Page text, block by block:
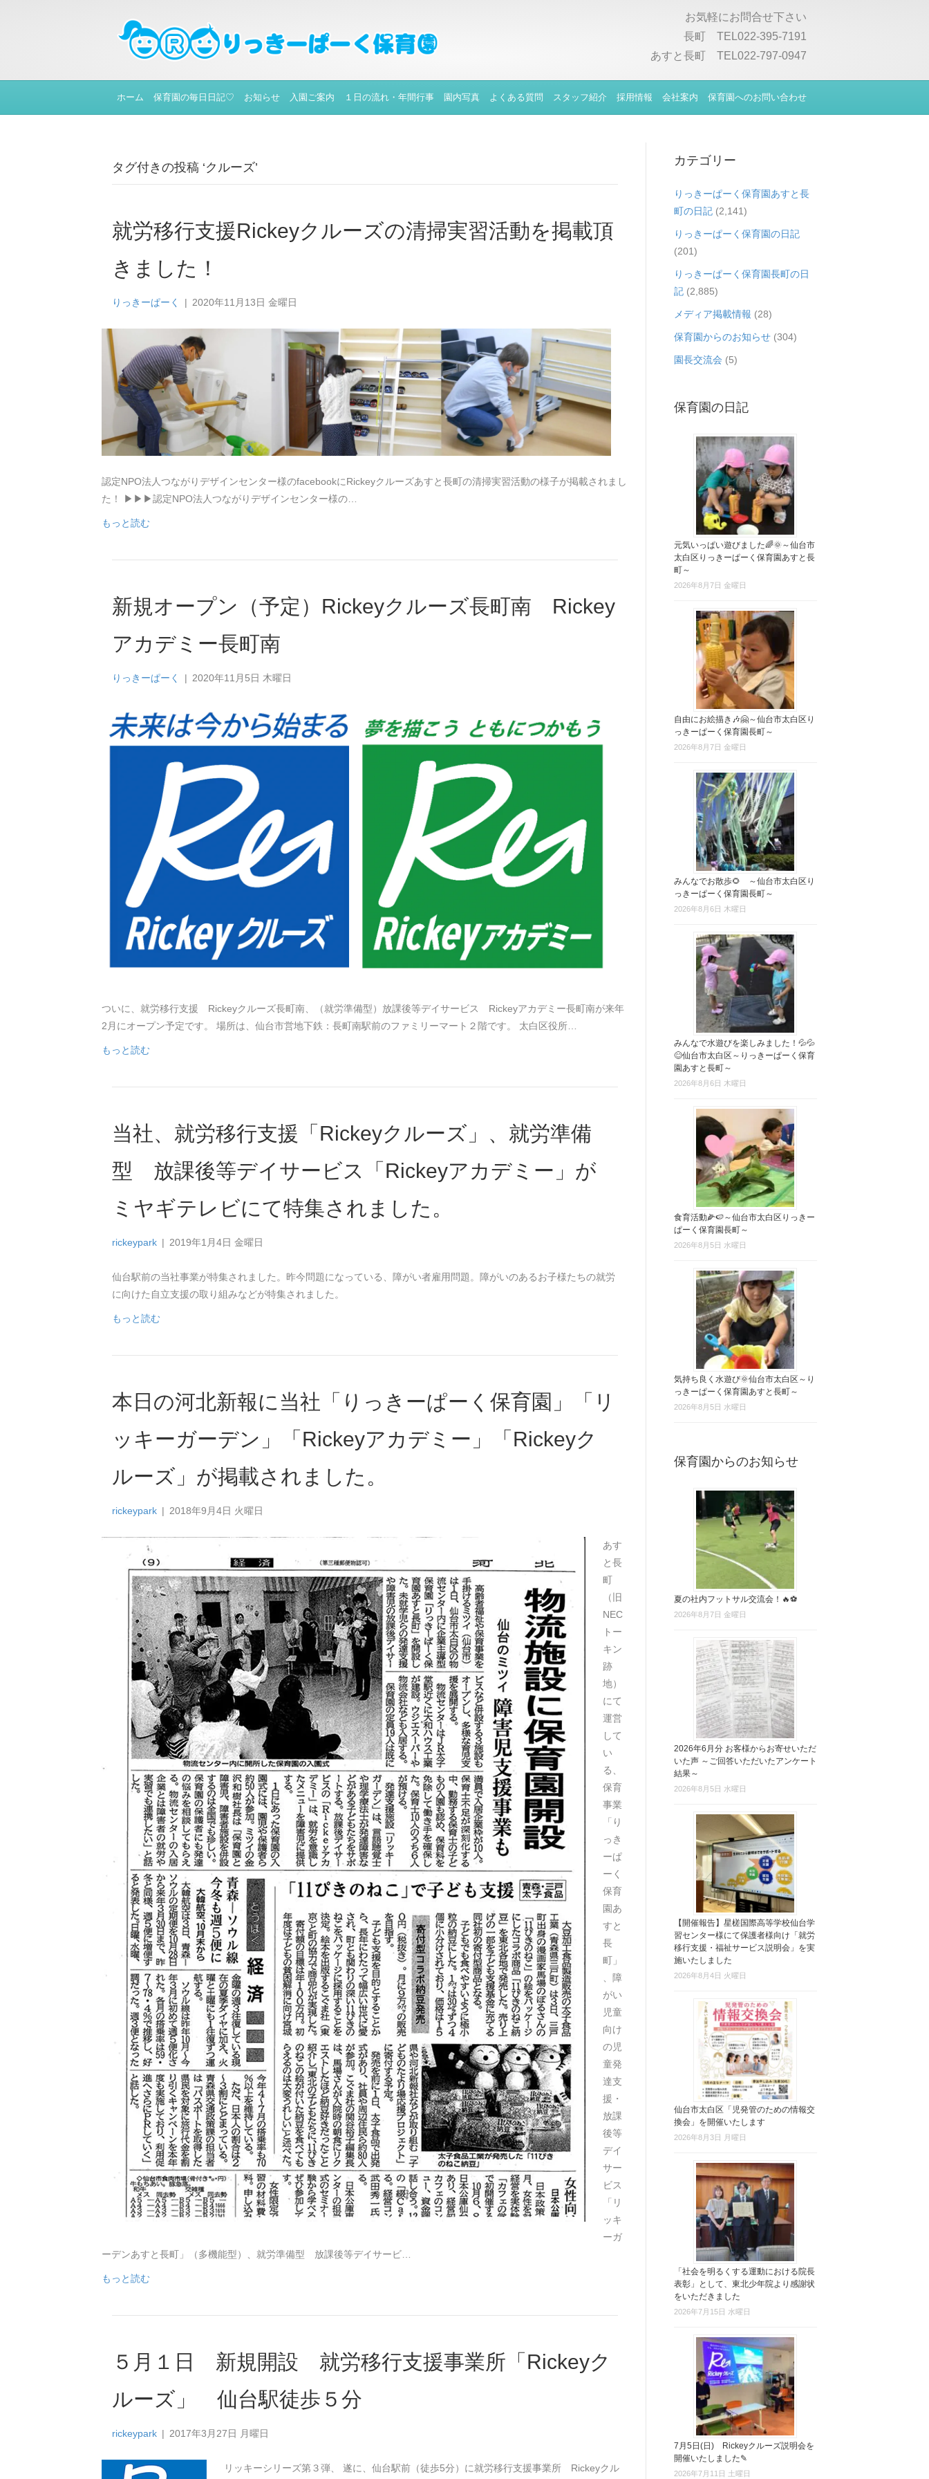
お気軽にお問合せ下さい
長町 TEL022-395-7191
あすと長町 TEL022-797-0947
ホーム 保育園の毎日日記♡ お知らせ 入園ご案内 １日の流れ・年間行事 園内写真 よくある質問 スタッフ紹介 採用情報 会社案内 保育園へのお問い合わせ
タグ付きの投稿 ‘クルーズ’
就労移行支援Rickeyクルーズの清掃実習活動を掲載頂
きました！
りっきーぱーく | 2020年11月13日 金曜日
認定NPO法人つながりデザインセンター様のfacebookにRickeyクルーズあすと長町の清掃実習活動の様子が掲載されまし
た！ ▶▶▶認定NPO法人つながりデザインセンター様の…
もっと読む
新規オープン（予定）Rickeyクルーズ長町南 Rickey
アカデミー長町南
りっきーぱーく | 2020年11月5日 木曜日
ついに、就労移行支援 Rickeyクルーズ長町南、（就労準備型）放課後等デイサービス Rickeyアカデミー長町南が来年
2月にオープン予定です。 場所は、仙台市営地下鉄：長町南駅前のファミリーマート２階です。 太白区役所…
もっと読む
当社、就労移行支援「Rickeyクルーズ」、就労準備
型 放課後等デイサービス「Rickeyアカデミー」が
ミヤギテレビにて特集されました。
rickeypark | 2019年1月4日 金曜日
仙台駅前の当社事業が特集されました。昨今問題になっている、障がい者雇用問題。障がいのあるお子様たちの就労
に向けた自立支援の取り組みなどが特集されました。
もっと読む
本日の河北新報に当社「りっきーぱーく保育園」「リ
ッキーガーデン」「Rickeyアカデミー」「Rickeyク
ルーズ」が掲載されました。
rickeypark | 2018年9月4日 火曜日
あす
と長
町
（旧
NEC
トー
キン
跡
地）
にて
運営
して
い
る、
保育
事業
「り
っき
ーぱ
ーく
保育
園あ
すと
長
町」
、障
がい
児童
向け
の児
童発
達支
援・
放課
後等
デイ
サー
ビス
「リ
ッキ
ーガ
ーデンあすと長町」（多機能型）、就労準備型 放課後等デイサービ…
もっと読む
５月１日 新規開設 就労移行支援事業所「Rickeyク
ルーズ」 仙台駅徒歩５分
rickeypark | 2017年3月27日 月曜日
リッキーシリーズ第３弾、 遂に、仙台駅前（徒歩5分）に就労移行支援事業所 Rickeyクル
カテゴリー
りっきーぱーく保育園あすと長
町の日記(2,141)
りっきーぱーく保育園の日記
(201)
りっきーぱーく保育園長町の日
記(2,885)
メディア掲載情報 (28)
保育園からのお知らせ(304)
園長交流会 (5)
保育園の日記
元気いっぱい遊びました🌈🌞～仙台市
太白区りっきーぱーく保育園あすと長
町～
2026年8月7日 金曜日
自由にお絵描き🎶🤗～仙台市太白区り
っきーぱーく保育園長町～
2026年8月7日 金曜日
みんなでお散歩🌻 ～仙台市太白区り
っきーぱーく保育園長町～
2026年8月6日 木曜日
みんなで水遊びを楽しみました！💦💦
😊仙台市太白区～りっきーぱーく保育
園あすと長町～
2026年8月6日 木曜日
食育活動🌽🍉～仙台市太白区りっきー
ぱーく保育園長町～
2026年8月5日 水曜日
気持ち良く水遊び🌞仙台市太白区～り
っきーぱーく保育園あすと長町～
2026年8月5日 水曜日
保育園からのお知らせ
夏の社内フットサル交流会！🔥⚽
2026年8月7日 金曜日
2026年6月分 お客様からお寄せいただ
いた声 ～ご回答いただいたアンケート
結果～
2026年8月5日 水曜日
【開催報告】星槎国際高等学校仙台学
習センター様にて保護者様向け「就労
移行支援・福祉サービス説明会」を実
施いたしました
2026年8月4日 火曜日
仙台市太白区「児発管のための情報交
換会」を開催いたします
2026年8月3日 月曜日
「社会を明るくする運動における院長
表彰」として、東北少年院より感謝状
をいただきました
2026年7月15日 水曜日
7月5日(日) Rickeyクルーズ説明会を
開催いたしました✎
2026年7月11日 土曜日